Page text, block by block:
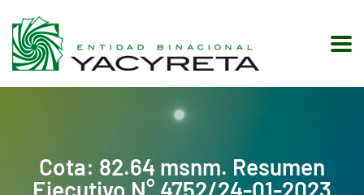
Cota: 82.64 msnm. Resumen
Ejecutivo N° 4752/24-01-2023